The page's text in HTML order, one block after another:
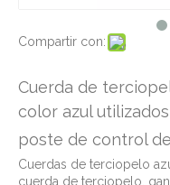
Compartir con:
Cuerda de
color azul
poste de control
Cuerdas de terciopelo
cuerda de terciopelo,